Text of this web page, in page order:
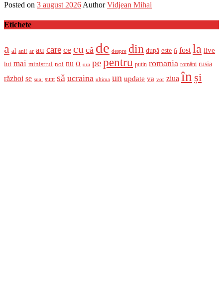
Posted on 3 august 2026 Author Vidjean Mihai
Etichete
a al ani! ar au care ce cu că de despre din după este fi fost la live
lui mai ministrul noi nu o ora pepentru putin romania români rusia
război se sua: sunt să ucraina ultima un update va vor ziua în și